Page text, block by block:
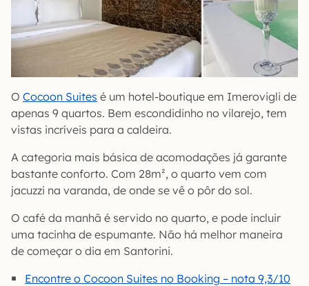
O Cocoon Suites é um hotel-boutique em Imerovigli de
apenas 9 quartos. Bem escondidinho no vilarejo, tem
vistas incríveis para a caldeira.
A categoria mais básica de acomodações já garante
bastante conforto. Com 28m², o quarto vem com
jacuzzi na varanda, de onde se vê o pôr do sol.
O café da manhã é servido no quarto, e pode incluir
uma tacinha de espumante. Não há melhor maneira
de começar o dia em Santorini.
Encontre o Cocoon Suites no Booking – nota 9,3/10